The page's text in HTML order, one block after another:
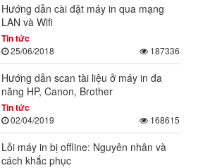
Hướng dẫn cài đặt máy in qua mạng
LAN và Wifi
Tin tức
25/06/2018 187336
Hướng dẫn scan tài liệu ở máy in đa
năng HP, Canon, Brother
Tin tức
02/04/2019 168615
Lỗi máy in bị offline: Nguyên nhân và
cách khắc phục